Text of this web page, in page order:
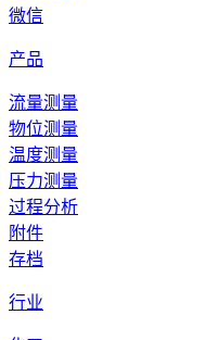
微信
产品
流量测量
物位测量
温度测量
压力测量
过程分析
附件
存档
行业